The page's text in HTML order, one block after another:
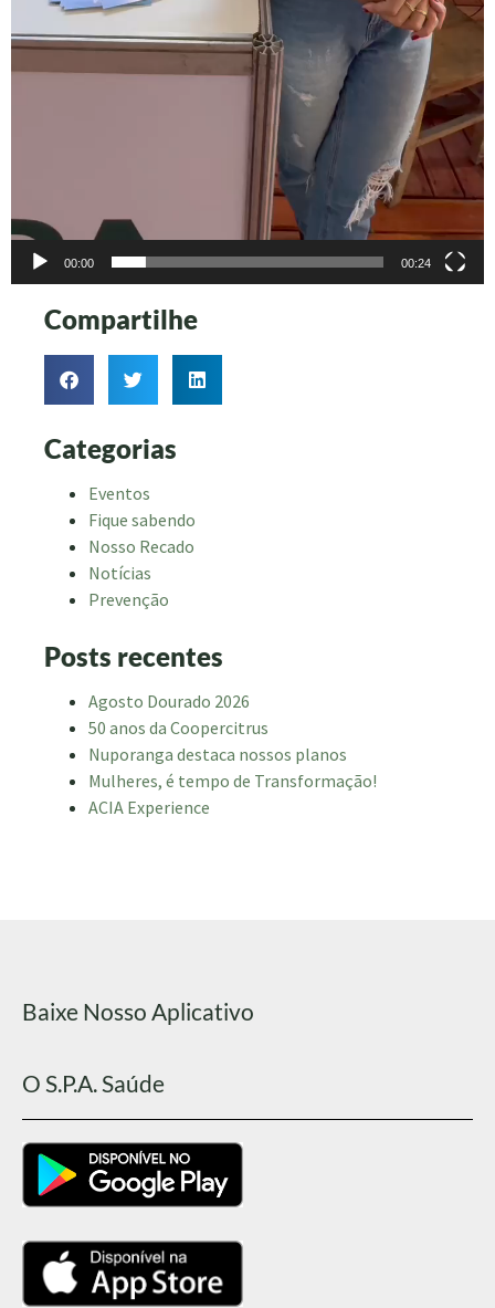
00:00 00:24
Compartilhe
Categorias
Eventos
Fique sabendo
Nosso Recado
Notícias
Prevenção
Posts recentes
Agosto Dourado 2026
50 anos da Coopercitrus
Nuporanga destaca nossos planos
Mulheres, é tempo de Transformação!
ACIA Experience
Baixe Nosso Aplicativo
O S.P.A. Saúde